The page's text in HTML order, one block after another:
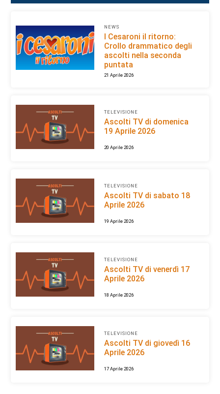
NEWS
I Cesaroni il ritorno:
Crollo drammatico degli
ascolti nella seconda
puntata
21 Aprile 2026
TELEVISIONE
Ascolti TV di domenica
19 Aprile 2026
20 Aprile 2026
TELEVISIONE
Ascolti TV di sabato 18
Aprile 2026
19 Aprile 2026
TELEVISIONE
Ascolti TV di venerdì 17
Aprile 2026
18 Aprile 2026
TELEVISIONE
Ascolti TV di giovedì 16
Aprile 2026
17 Aprile 2026